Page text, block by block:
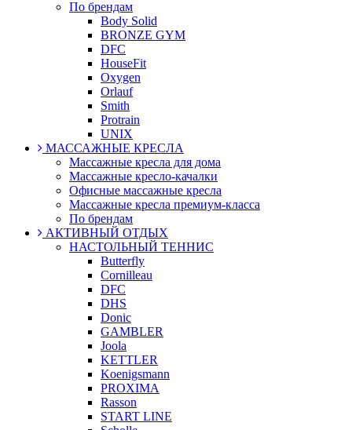
По брендам
Body Solid
BRONZE GYM
DFC
HouseFit
Oxygen
Orlauf
Smith
Protrain
UNIX
МАССАЖНЫЕ КРЕСЛА
Массажные кресла для дома
Массажные кресло-качалки
Офисные массажные кресла
Массажные кресла премиум-класса
По брендам
АКТИВНЫЙ ОТДЫХ
НАСТОЛЬНЫЙ ТЕННИС
Butterfly
Cornilleau
DFC
DHS
Donic
GAMBLER
Joola
KETTLER
Koenigsmann
PROXIMA
Rasson
START LINE